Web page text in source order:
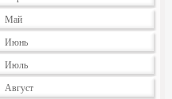
Май
Июнь
Июль
Август